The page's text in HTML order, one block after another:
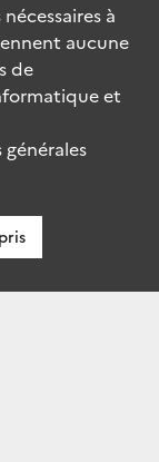
à
aucune
de
et